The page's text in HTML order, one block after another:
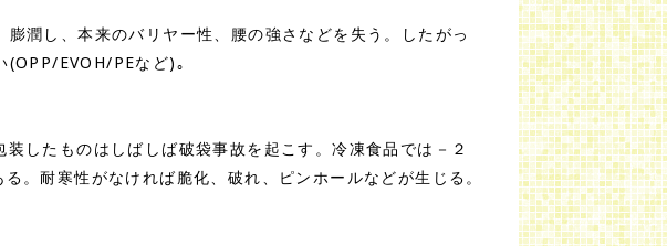
潤し、本来のバリヤー性、腰の強さなどを失う。したがっ
(OPP/EVOH/PEなど)｡
したものはしばしば破袋事故を起こす。冷凍食品では－２
耐寒性がなければ脆化、破れ、ピンホールなどが生じる。